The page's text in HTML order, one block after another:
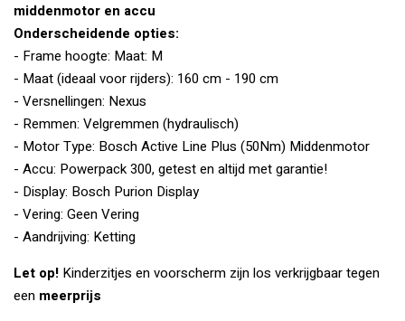
middenmotor en accu
Onderscheidende opties:
- Frame hoogte: Maat: M
- Maat (ideaal voor rijders): 160 cm - 190 cm
- Versnellingen: Nexus
- Remmen: Velgremmen (hydraulisch)
- Motor Type: Bosch Active Line Plus (50Nm) Middenmotor
- Accu: Powerpack 300, getest en altijd met garantie!
- Display: Bosch Purion Display
- Vering: Geen Vering
- Aandrijving: Ketting
Let op! Kinderzitjes en voorscherm zijn los verkrijgbaar tegen
een meerprijs